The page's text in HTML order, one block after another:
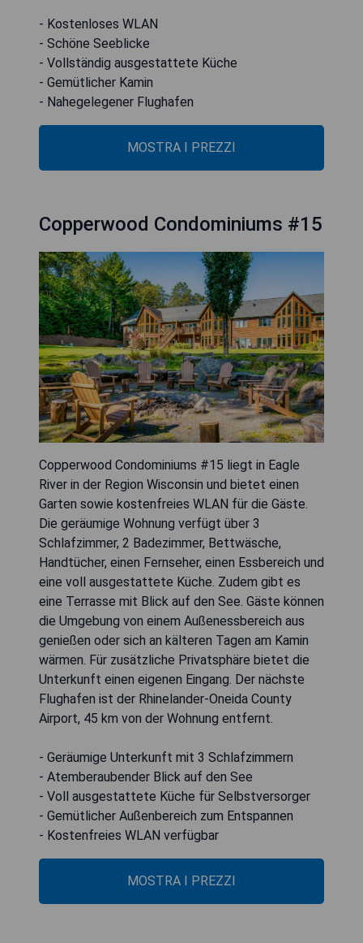
- Kostenloses WLAN
- Schöne Seeblicke
- Vollständig ausgestattete Küche
- Gemütlicher Kamin
- Nahegelegener Flughafen
MOSTRA I PREZZI
Copperwood Condominiums #15
Copperwood Condominiums #15 liegt in Eagle
River in der Region Wisconsin und bietet einen
Garten sowie kostenfreies WLAN für die Gäste.
Die geräumige Wohnung verfügt über 3
Schlafzimmer, 2 Badezimmer, Bettwäsche,
Handtücher, einen Fernseher, einen Essbereich und
eine voll ausgestattete Küche. Zudem gibt es
eine Terrasse mit Blick auf den See. Gäste können
die Umgebung von einem Außenessbereich aus
genießen oder sich an kälteren Tagen am Kamin
wärmen. Für zusätzliche Privatsphäre bietet die
Unterkunft einen eigenen Eingang. Der nächste
Flughafen ist der Rhinelander-Oneida County
Airport, 45 km von der Wohnung entfernt.
- Geräumige Unterkunft mit 3 Schlafzimmern
- Atemberaubender Blick auf den See
- Voll ausgestattete Küche für Selbstversorger
- Gemütlicher Außenbereich zum Entspannen
- Kostenfreies WLAN verfügbar
MOSTRA I PREZZI